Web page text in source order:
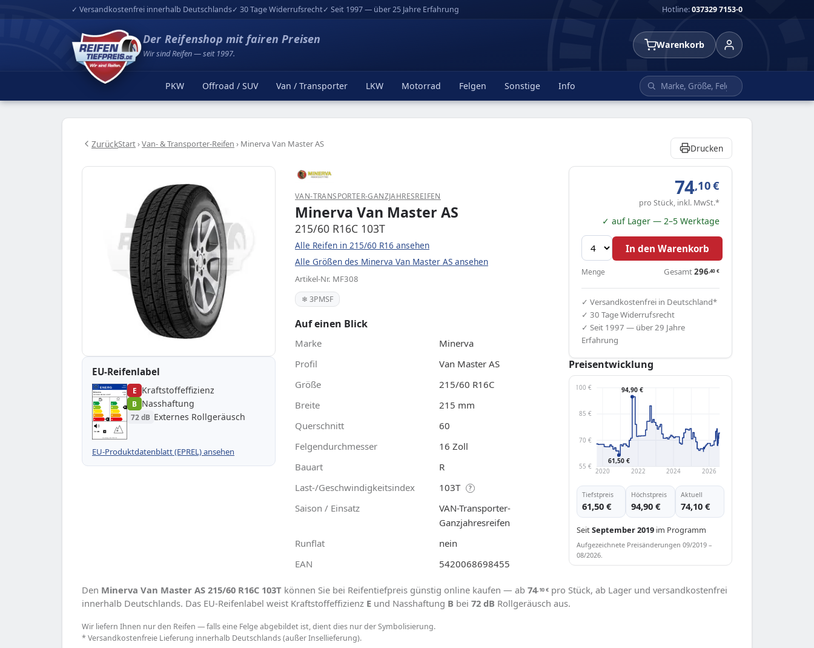
✓ Versandkostenfrei innerhalb Deutschlands✓ 30 Tage Widerrufsrecht✓ Seit 1997 — über 25 Jahre Erfahrung Hotline:037329 7153-0
Der Reifenshop mit fairen Preisen
Wir sind Reifen — seit 1997.
Warenkorb
PKW Offroad / SUV Van / Transporter LKW Motorrad Felgen Sonstige Info
ZurückStart›Van- & Transporter-Reifen › Minerva Van Master AS Drucken
EU-Reifenlabel
ENERG EPREL
1000000
Minerva MF308
215/60 R16C 103T C2
A
B
C
D
E
E
A
B
B
C
D
E
72 dB B
Verordnung (EU) 2020/740
E Kraftstoffeffizienz
B Nasshaftung
72 dB Externes Rollgeräusch
EU-Produktdatenblatt (EPREL) ansehen
VAN-TRANSPORTER-GANZJAHRESREIFEN
Minerva Van Master AS
215/60 R16C 103T
Alle Reifen in 215/60 R16 ansehen
Alle Größen des Minerva Van Master AS ansehen
Artikel-Nr. MF308
❄ 3PMSF
Auf einen Blick
Marke
Minerva
Profil
Van Master AS
Größe
215/60 R16C
Breite
215 mm
Querschnitt
60
Felgendurchmesser
16 Zoll
Bauart
R
Last-/Geschwindigkeitsindex
103T ?
Saison / Einsatz
VAN-Transporter-
Ganzjahresreifen
Runflat
nein
EAN
5420068698455
74,10€
pro Stück, inkl. MwSt.*
✓ auf Lager — 2–5 Werktage
In den Warenkorb
Menge Gesamt296,40€
✓ Versandkostenfrei in Deutschland*
✓ 30 Tage Widerrufsrecht
✓ Seit 1997 — über 29 Jahre
Erfahrung
Preisentwicklung
55 €
70 €
85 €
100 €
2020 2022 2024 2026
94,90 €
61,50 €
Tiefstpreis
61,50 €
Höchstpreis
94,90 €
Aktuell
74,10 €
SeitSeptember 2019 im Programm
Aufgezeichnete Preisänderungen 09/2019 –
08/2026.
Den Minerva Van Master AS 215/60 R16C 103T können Sie bei Reifentiefpreis günstig online kaufen — ab 74 ,10€ pro Stück, ab Lager und versandkostenfrei
innerhalb Deutschlands. Das EU-Reifenlabel weist Kraftstoffeffizienz E und Nasshaftung B bei 72 dB Rollgeräusch aus.
Wir liefern Ihnen nur den Reifen — falls eine Felge abgebildet ist, dient dies nur der Symbolisierung.
* Versandkostenfreie Lieferung innerhalb Deutschlands (außer Insellieferung).